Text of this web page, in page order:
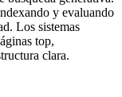
y evaluando
Los sistemas
top,
clara.